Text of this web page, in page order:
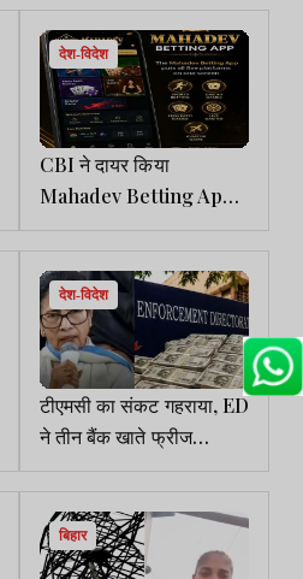
देश-विदेश
CBI ने दायर किया
Mahadev Betting App में
छह के खिलाफ आरोप पत्र
देश-विदेश
टीएमसी का संकट गहराया, ED
ने तीन बैंक खाते फ्रीज
किये,पार्टी के 440 करोड़ रुपये
फंसे
बिहार